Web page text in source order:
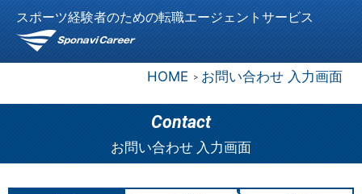
スポーツ経験者のための転職エージェントサービス
HOME お問い合わせ 入力画面
Contact
お問い合わせ 入力画面